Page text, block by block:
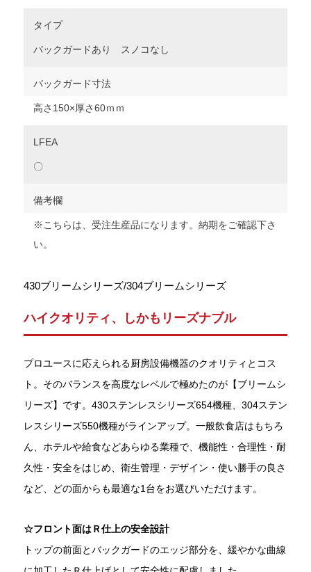
タイプ
バックガードあり スノコなし
バックガード寸法
高さ150×厚さ60ｍｍ
LFEA
〇
備考欄
※こちらは、受注生産品になります。納期をご確認下さ
い。
430ブリームシリーズ/304ブリームシリーズ
ハイクオリティ、しかもリーズナブル
プロユースに応えられる厨房設備機器のクオリティとコス
ト。そのバランスを高度なレベルで極めたのが【ブリームシ
リーズ】です。430ステンレスシリーズ654機種、304ステン
レスシリーズ550機種がラインアップ。一般飲食店はもちろ
ん、ホテルや給食などあらゆる業種で、機能性・合理性・耐
久性・安全をはじめ、衛生管理・デザイン・使い勝手の良さ
など、どの面からも最適な1台をお選びいただけます。
☆フロント面はＲ仕上の安全設計
トップの前面とバックガードのエッジ部分を、緩やかな曲線